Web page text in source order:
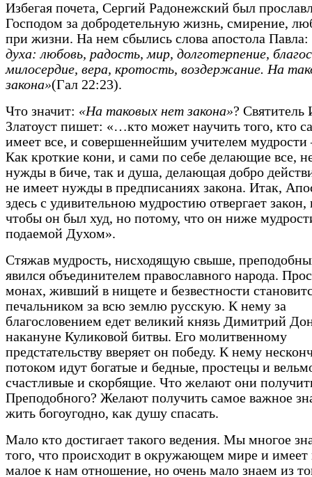
Избегая почета, Сергий Радонежский был
Господом за добродетельную жизнь, смирение,
при жизни. На нем сбылись слова апостола Павла:
духа: любовь, радость, мир, долготерпение,
милосердие, вера, кротость, воздержание. На
закона»(Гал 22:23).
Что значит: «На таковых нет закона»? Святитель
Златоуст пишет: «…кто может научить того, кто
имеет все, и совершеннейшим учителем мудрости
Как кроткие кони, и сами по себе делающие все,
нужды в биче, так и душа, делающая добро
не имеет нужды в предписаниях закона. Итак,
здесь с удивительною мудростию отвергает закон,
чтобы он был худ, но потому, что он ниже
подаемой Духом».
Стяжав мудрость, нисходящую свыше,
явился объединителем православного народа.
монах, живший в нищете и безвестности
печальником за всю землю русскую. К нему за
благословением едет великий князь Димитрий
накануне Куликовой битвы. Его молитвенному
предстательству вверяет он победу. К нему
потоком идут богатые и бедные, простецы и
счастливые и скорбящие. Что желают они
Преподобного? Желают получить самое важное
жить богоугодно, как душу спасать.
Мало кто достигает такого ведения. Мы многое
того, что происходит в окружающем мире и имеет
малое к нам отношение, но очень мало знаем из